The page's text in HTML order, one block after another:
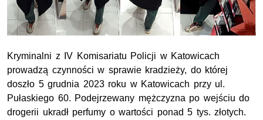
Kryminalni z IV Komisariatu Policji w Katowicach
prowadzą czynności w sprawie kradzieży, do której
doszło 5 grudnia 2023 roku w Katowicach przy ul.
Pułaskiego 60. Podejrzewany mężczyzna po wejściu do
drogerii ukradł perfumy o wartości ponad 5 tys. złotych.